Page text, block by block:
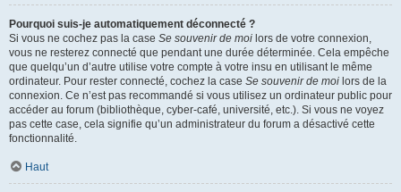
Pourquoi suis-je automatiquement déconnecté ?
Si vous ne cochez pas la case Se souvenir de moi lors de votre connexion,
vous ne resterez connecté que pendant une durée déterminée. Cela empêche
que quelqu’un d’autre utilise votre compte à votre insu en utilisant le même
ordinateur. Pour rester connecté, cochez la case Se souvenir de moi lors de la
connexion. Ce n’est pas recommandé si vous utilisez un ordinateur public pour
accéder au forum (bibliothèque, cyber-café, université, etc.). Si vous ne voyez
pas cette case, cela signifie qu’un administrateur du forum a désactivé cette
fonctionnalité.
Haut